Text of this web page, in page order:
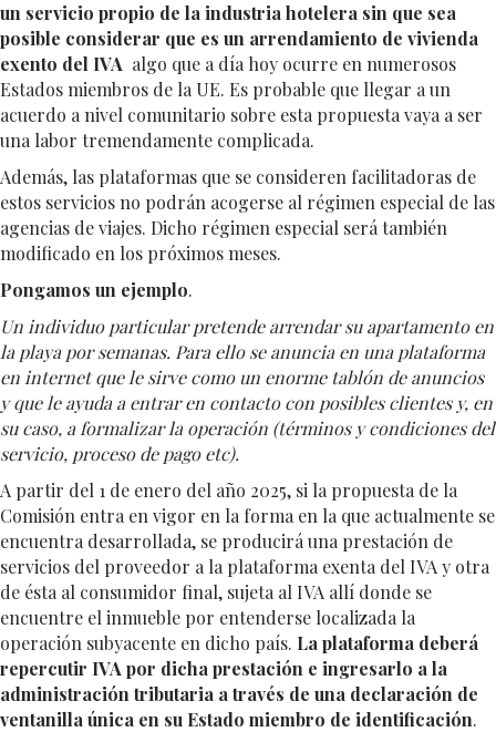
un servicio propio de la industria hotelera sin que sea
posible considerar que es un arrendamiento de vivienda
exento del IVA algo que a día hoy ocurre en numerosos
Estados miembros de la UE. Es probable que llegar a un
acuerdo a nivel comunitario sobre esta propuesta vaya a ser
una labor tremendamente complicada.
Además, las plataformas que se consideren facilitadoras de
estos servicios no podrán acogerse al régimen especial de las
agencias de viajes. Dicho régimen especial será también
modificado en los próximos meses.
Pongamos un ejemplo.
Un individuo particular pretende arrendar su apartamento en
la playa por semanas. Para ello se anuncia en una plataforma
en internet que le sirve como un enorme tablón de anuncios
y que le ayuda a entrar en contacto con posibles clientes y, en
su caso, a formalizar la operación (términos y condiciones del
servicio, proceso de pago etc).
A partir del 1 de enero del año 2025, si la propuesta de la
Comisión entra en vigor en la forma en la que actualmente se
encuentra desarrollada, se producirá una prestación de
servicios del proveedor a la plataforma exenta del IVA y otra
de ésta al consumidor final, sujeta al IVA allí donde se
encuentre el inmueble por entenderse localizada la
operación subyacente en dicho país. La plataforma deberá
repercutir IVA por dicha prestación e ingresarlo a la
administración tributaria a través de una declaración de
ventanilla única en su Estado miembro de identificación.